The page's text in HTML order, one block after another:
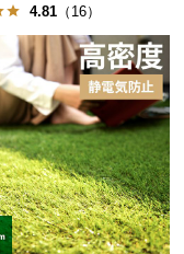
4.81 （16）